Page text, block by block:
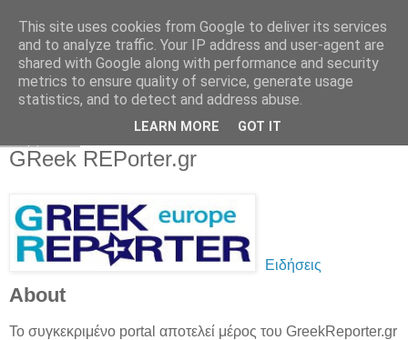
GReek REPorter.gr
Ειδήσεις
About
Το συγκεκριμένο portal αποτελεί μέρος του GreekReporter.gr
This site uses cookies from Google to deliver its services
and to analyze traffic. Your IP address and user-agent are
shared with Google along with performance and security
metrics to ensure quality of service, generate usage
statistics, and to detect and address abuse.
LEARN MORE GOT IT